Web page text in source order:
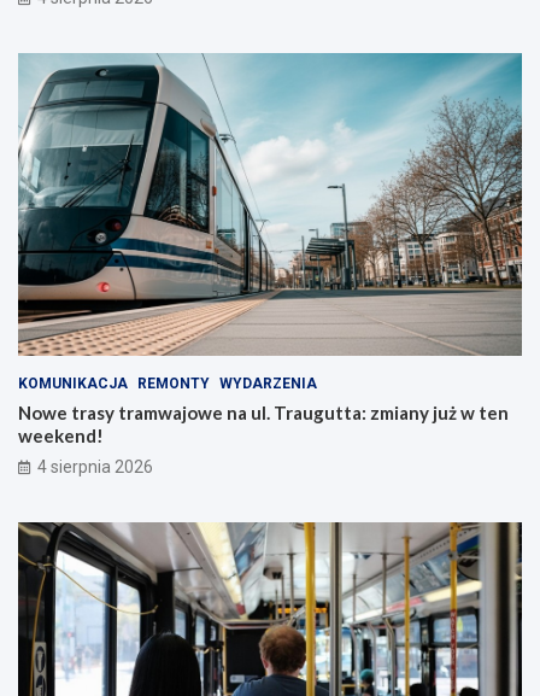
KOMUNIKACJA REMONTY WYDARZENIA
Nowe trasy tramwajowe na ul. Traugutta: zmiany już w ten
weekend!
4 sierpnia 2026